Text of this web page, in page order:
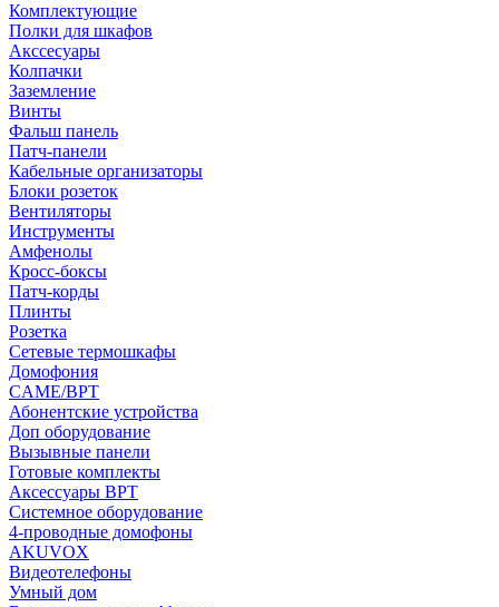
Комплектующие
Полки для шкафов
Акссесуары
Колпачки
Заземление
Винты
Фальш панель
Патч-панели
Кабельные организаторы
Блоки розеток
Вентиляторы
Инструменты
Амфенолы
Кросс-боксы
Патч-корды
Плинты
Розетка
Сетевые термошкафы
Домофония
CAME/BPT
Абонентские устройства
Доп оборудование
Вызывные панели
Готовые комплекты
Аксессуары BPT
Системное оборудование
4-проводные домофоны
AKUVOX
Видеотелефоны
Умный дом